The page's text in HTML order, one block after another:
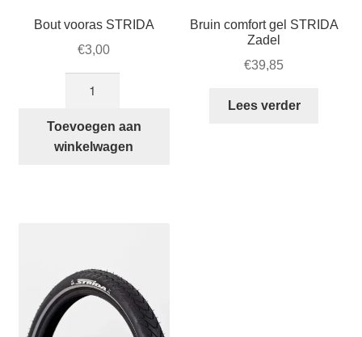
Bout vooras STRIDA
€3,00
STRIDA
aantal
Toevoegen aan
winkelwagen
Bruin comfort gel STRIDA
Zadel
€39,85
Lees verder